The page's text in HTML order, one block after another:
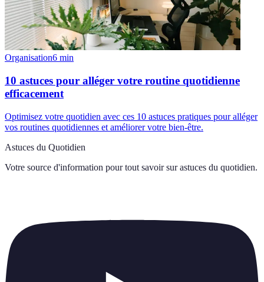
Organisation6 min
10 astuces pour alléger votre routine quotidienne
efficacement
Optimisez votre quotidien avec ces 10 astuces pratiques pour alléger
vos routines quotidiennes et améliorer votre bien-être.
Astuces du Quotidien
Votre source d'information pour tout savoir sur astuces du quotidien.